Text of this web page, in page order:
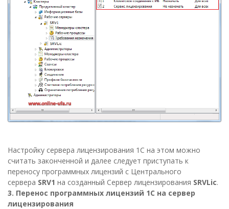
Настройку сервера лицензирования 1С на этом можно
считать законченной и далее следует приступать к
переносу программных лицензий с Центрального
сервера SRV1 на созданный Сервер лицензирования SRVLic.
3. Перенос программных лицензий 1С на сервер
лицензирования